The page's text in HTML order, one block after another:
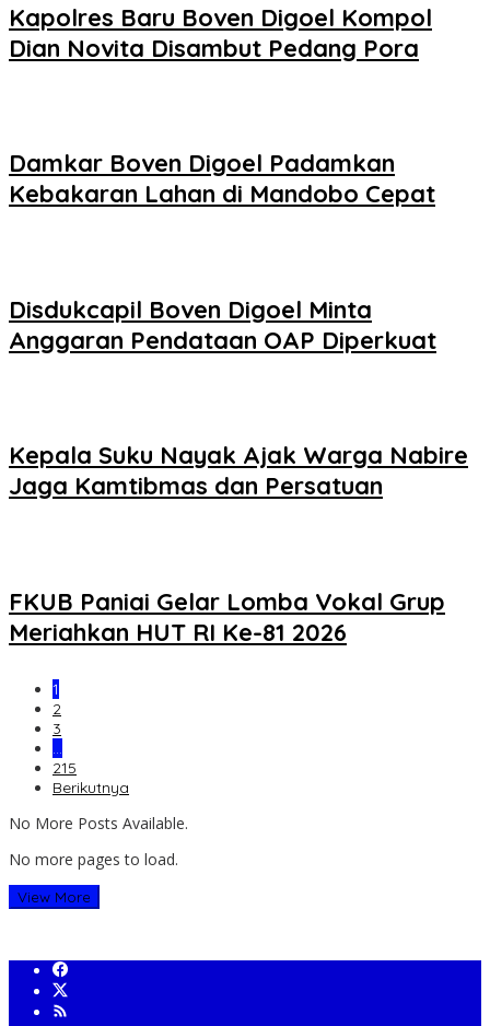
Kapolres Baru Boven Digoel Kompol
Dian Novita Disambut Pedang Pora
Damkar Boven Digoel Padamkan
Kebakaran Lahan di Mandobo Cepat
Disdukcapil Boven Digoel Minta
Anggaran Pendataan OAP Diperkuat
Kepala Suku Nayak Ajak Warga Nabire
Jaga Kamtibmas dan Persatuan
FKUB Paniai Gelar Lomba Vokal Grup
Meriahkan HUT RI Ke-81 2026
1
2
3
…
215
Berikutnya
No More Posts Available.
No more pages to load.
View More